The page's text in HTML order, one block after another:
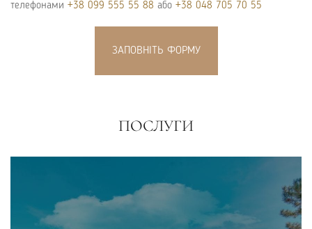
телефонами +38 099 555 55 88 або +38 048 705 70 55
ЗАПОВНІТЬ ФОРМУ
ПОСЛУГИ